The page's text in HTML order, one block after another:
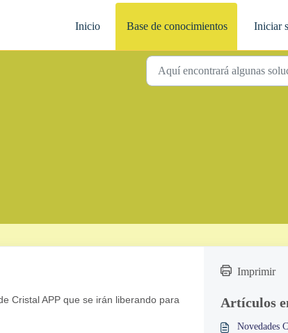
Inicio Base de conocimientos Iniciar
Cristal APP que se irán liberando para
Imprimir
Artículos
Novedades